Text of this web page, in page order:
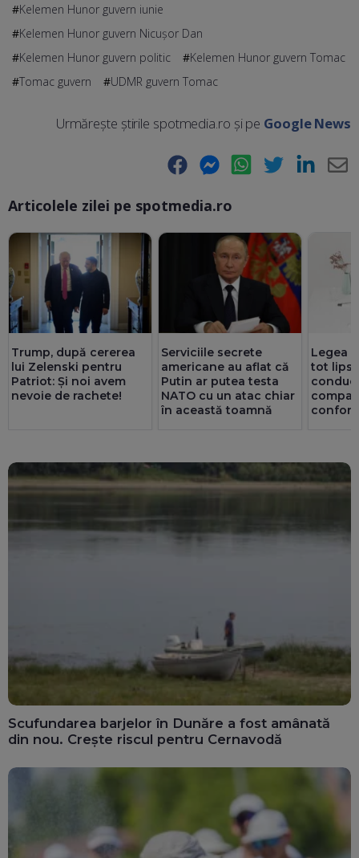
Kelemen Hunor guvern iunie
Kelemen Hunor guvern Nicușor Dan
Kelemen Hunor guvern politic
Kelemen Hunor guvern Tomac
Tomac guvern
UDMR guvern Tomac
Urmărește știrile spotmedia.ro și pe Google News
Facebook Messenger WhatsApp Twitter LinkedIn
Articolele zilei pe spotmedia.ro
Trump, după cererea
lui Zelenski pentru
Patriot: Și noi avem
nevoie de rachete!
Serviciile secrete
americane au aflat că
Putin ar putea testa
NATO cu un atac chiar
în această toamnă
Legea
tot
Scufundarea barjelor în Dunăre a fost amânată
din nou. Crește riscul pentru Cernavodă